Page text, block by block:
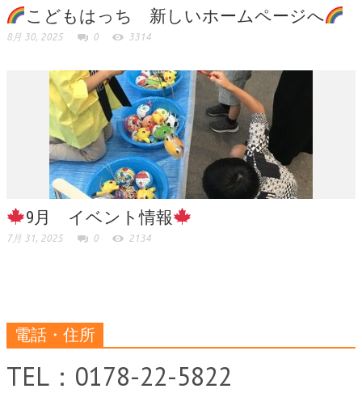
こどもはっち 新しいホームページへ
8月 30, 2025 0 3314
9月 イベント情報
7月 31, 2025 0 2134
電話・住所
TEL：0178-22-5822